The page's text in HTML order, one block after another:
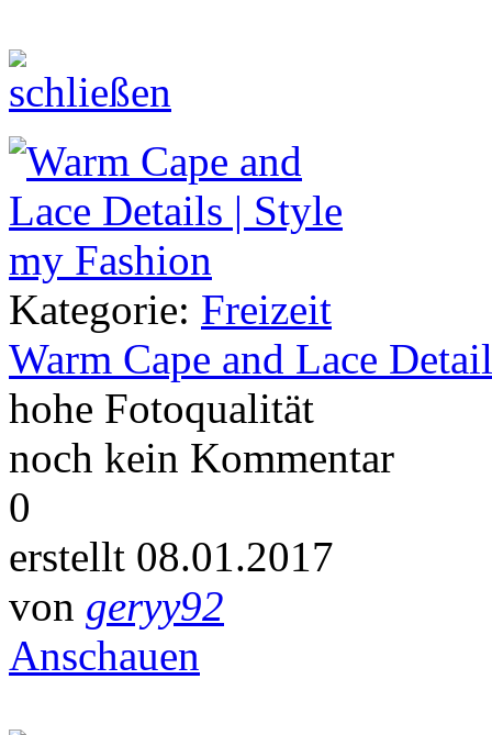
Kategorie: Freizeit
Warm Cape and Lace
hohe Fotoqualität
noch kein Kommentar
0
erstellt 08.01.2017
von geryy92
Anschauen